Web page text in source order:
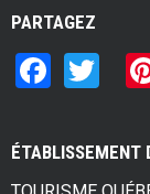
PARTAGEZ
F
a
ce
b
wi
tt
er
ÉTABLISSEMENT